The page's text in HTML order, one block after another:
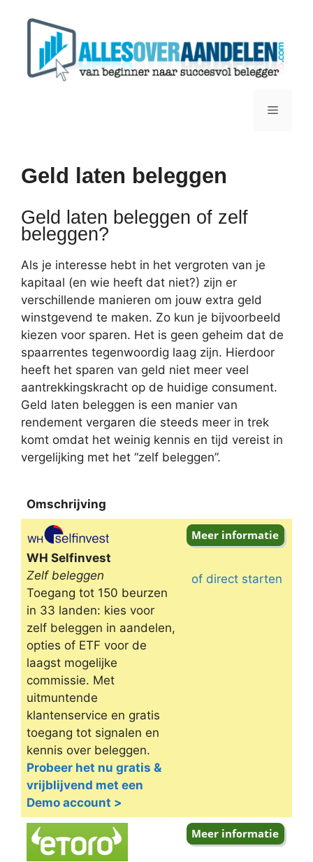
Menu
Geld laten beleggen
Geld laten beleggen of zelf
beleggen?
Als je interesse hebt in het vergroten van je
kapitaal (en wie heeft dat niet?) zijn er
verschillende manieren om jouw extra geld
winstgevend te maken. Zo kun je bijvoorbeeld
kiezen voor sparen. Het is geen geheim dat de
spaarrentes tegenwoordig laag zijn. Hierdoor
heeft het sparen van geld niet meer veel
aantrekkingskracht op de huidige consument.
Geld laten beleggen is een manier van
rendement vergaren die steeds meer in trek
komt omdat het weinig kennis en tijd vereist in
vergelijking met het “zelf beleggen”.
Omschrijving
Omschrijving
WH Selfinvest
Zelf beleggen
Toegang tot 150 beurzen
in 33 landen: kies voor
zelf beleggen in aandelen,
opties of ETF voor de
laagst mogelijke
commissie. Met
uitmuntende
klantenservice en gratis
toegang tot signalen en
kennis over beleggen.
Probeer het nu gratis &
vrijblijvend met een
Demo account >
of direct starten